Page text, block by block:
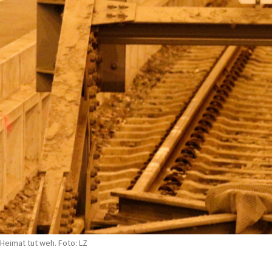
Heimat tut weh. Foto: LZ